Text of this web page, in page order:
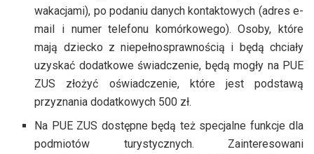
wakacjami), po podaniu danych kontaktowych (adres e-
mail i numer telefonu komórkowego). Osoby, które
mają dziecko z niepełnosprawnością i będą chciały
uzyskać dodatkowe świadczenie, będą mogły na PUE
ZUS złożyć oświadczenie, które jest podstawą
przyznania dodatkowych 500 zł.
Na PUE ZUS dostępne będą też specjalne funkcje dla
podmiotów turystycznych. Zainteresowani